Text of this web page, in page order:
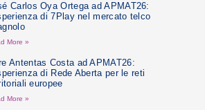
Carlos Oya Ortega ad APMAT26:
di 7Play nel mercato telco
More »
Antentas Costa ad APMAT26:
di Rede Aberta per le reti
europee
More »